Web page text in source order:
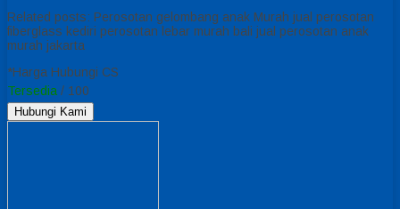
Related posts: Perosotan gelombang anak Murah jual perosotan
fiberglass kediri perosotan lebar murah bali jual perosotan anak
murah jakarta
*Harga Hubungi CS
Tersedia / 100
Hubungi Kami